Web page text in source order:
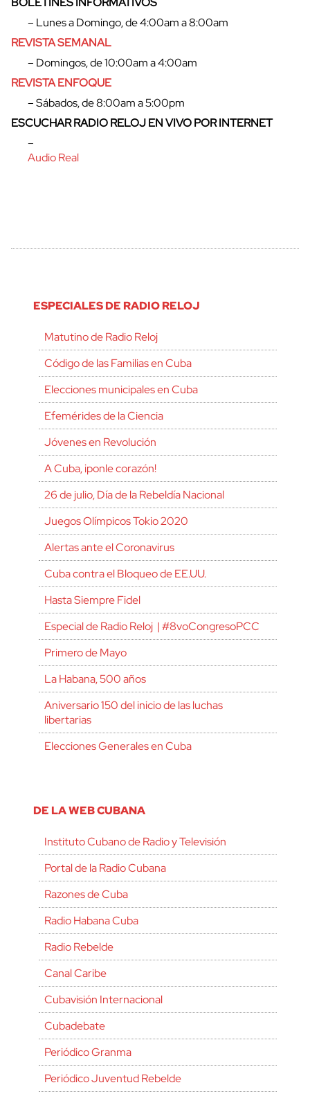
– Lunes a Domingo, de 4:00am a 8:00am
REVISTA SEMANAL
– Domingos, de 10:00am a 4:00am
REVISTA ENFOQUE
– Sábados, de 8:00am a 5:00pm
ESCUCHAR RADIO RELOJ EN VIVO POR INTERNET
–
Audio Real
ESPECIALES DE RADIO RELOJ
Matutino de Radio Reloj
Código de las Familias en Cuba
Elecciones municipales en Cuba
Efemérides de la Ciencia
Jóvenes en Revolución
A Cuba, ¡ponle corazón!
26 de julio, Día de la Rebeldía Nacional
Juegos Olímpicos Tokio 2020
Alertas ante el Coronavirus
Cuba contra el Bloqueo de EE.UU.
Hasta Siempre Fidel
Especial de Radio Reloj | #8voCongresoPCC
Primero de Mayo
La Habana, 500 años
Aniversario 150 del inicio de las luchas
libertarias
Elecciones Generales en Cuba
DE LA WEB CUBANA
Instituto Cubano de Radio y Televisión
Portal de la Radio Cubana
Razones de Cuba
Radio Habana Cuba
Radio Rebelde
Canal Caribe
Cubavisión Internacional
Cubadebate
Periódico Granma
Periódico Juventud Rebelde